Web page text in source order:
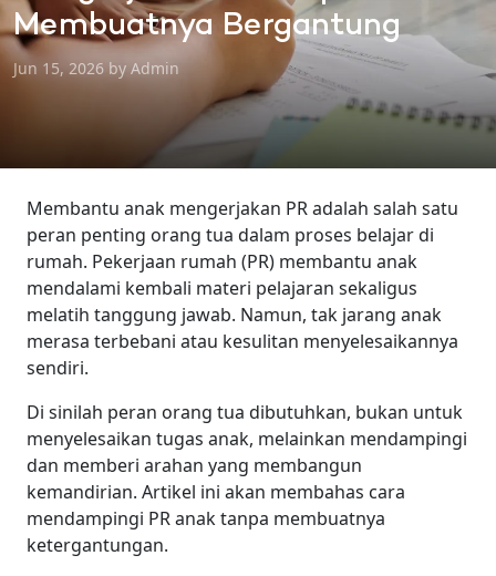
Membuatnya Bergantung
Jun 15, 2026 by Admin
Membantu anak mengerjakan PR adalah salah satu
peran penting orang tua dalam proses belajar di
rumah. Pekerjaan rumah (PR) membantu anak
mendalami kembali materi pelajaran sekaligus
melatih tanggung jawab. Namun, tak jarang anak
merasa terbebani atau kesulitan menyelesaikannya
sendiri.
Di sinilah peran orang tua dibutuhkan, bukan untuk
menyelesaikan tugas anak, melainkan mendampingi
dan memberi arahan yang membangun
kemandirian. Artikel ini akan membahas cara
mendampingi PR anak tanpa membuatnya
ketergantungan.